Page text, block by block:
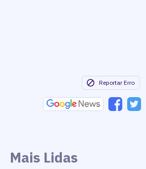
Reportar Erro
Mais Lidas